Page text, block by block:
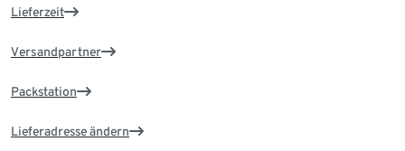
Lieferzeit
Versandpartner
Packstation
Lieferadresse ändern